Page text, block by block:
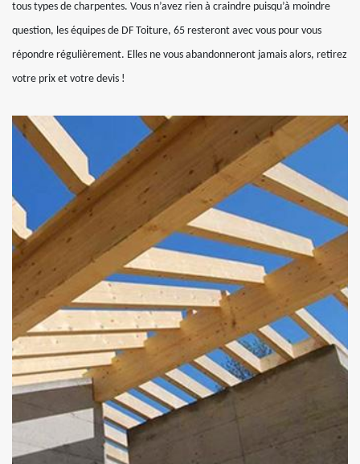
tous types de charpentes. Vous n’avez rien à craindre puisqu’à moindre
question, les équipes de DF Toiture, 65 resteront avec vous pour vous
répondre régulièrement. Elles ne vous abandonneront jamais alors, retirez
votre prix et votre devis !